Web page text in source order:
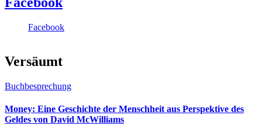
Facebook
Versäumt
Buchbesprechung
Money: Eine Geschichte der Menschheit aus Perspektive des
Geldes von David McWilliams